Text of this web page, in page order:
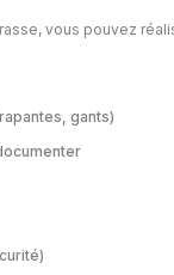
vous pouvez
gants)